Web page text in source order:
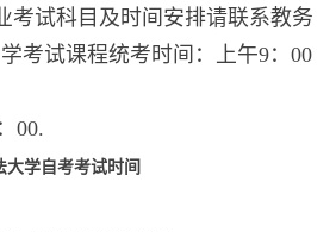
考试科目及时间安排请联系教务
考试课程统考时间：上午9：00
00.
大学自考考试时间